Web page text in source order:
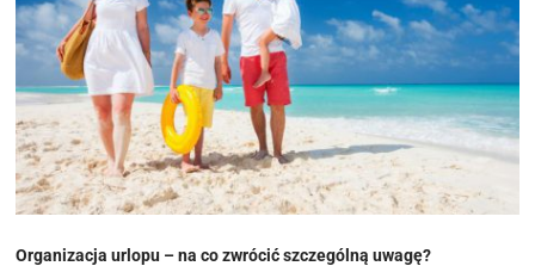
Organizacja urlopu – na co zwrócić szczególną uwagę?